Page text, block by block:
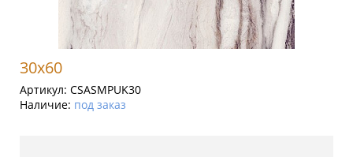
30x60
Артикул: CSASMPUK30
Наличие: под заказ